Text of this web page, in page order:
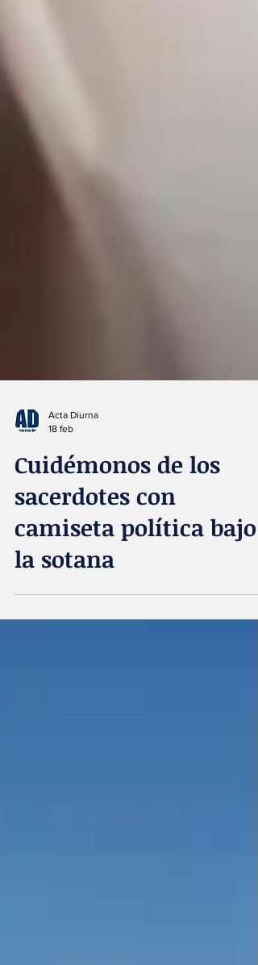
Acta Diurna
18 feb
Cuidémonos de los
sacerdotes con
camiseta política bajo